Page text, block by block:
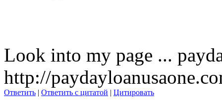
Look into my page ...
http://
Ответить | Ответить с цитатой | Цитировать